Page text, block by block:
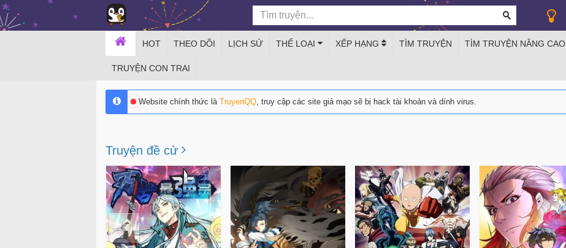
HOT THEO DÕI LỊCH SỬ THỂ LOẠI XẾP HẠNG TÌM TRUYỆN TÌM TRUYỆN NÂNG CAO
TRUYỆN CON TRAI
Website chính thức là TruyenQQ, truy cập các site giả mạo sẽ bị hack tài khoản và dính virus.
Truyện đề cử